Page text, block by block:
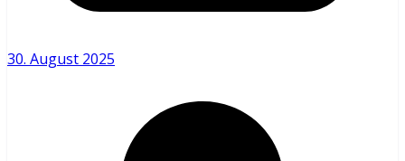
30. August 2025